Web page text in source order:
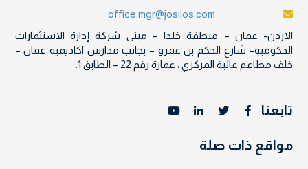
office.mgr@josilos.com
الاردن- عمان – منطقة خلدا – مبنى شركة إدارة الاستثمارات
الحكومية– شارع الحكم بن عمرو – بجانب مدارس اكاديمية عمان –
خلف مطاعم عالية المركزي ، عمارة رقم 22 – الطابق 1.
تابعنا
مواقع ذات صلة